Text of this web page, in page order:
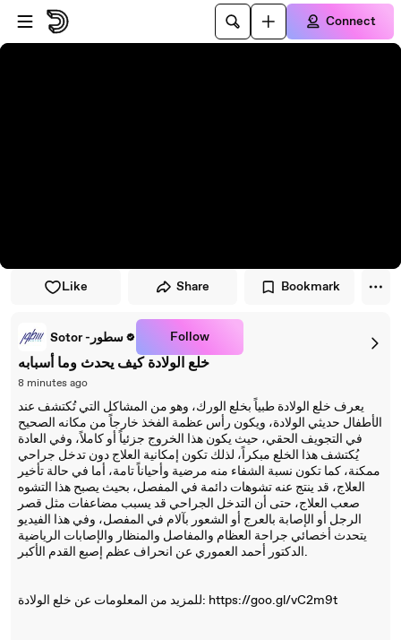
Skip to player
Skip to main content
Connect
Like Share Bookmark
Sotor -سطور Follow
خلع الولادة كيف يحدث وما أسبابه
8 minutes ago
يعرف خلع الولادة طبياً بخلع الورك، وهو من المشاكل التي تُكتشف عند
الأطفال حديثي الولادة، ويكون رأس عظمة الفخذ خارجاً من مكانه الصحيح
في التجويف الحقي، حيث يكون هذا الخروج جزئياً أو كاملاً، وفي العادة
يُكتشف هذا الخلع مبكراً، لذلك تكون إمكانية العلاج دون تدخل جراحي
ممكنة، كما تكون نسبة الشفاء منه مرضية وأحياناً تامة، أما في حالة تأخير
العلاج، قد ينتج عنه تشوهات دائمة في المفصل، بحيث يصبح هذا التشوه
صعب العلاج، حتى أن التدخل الجراحي قد يسبب مضاعفات مثل قصر
الرجل أو الإصابة بالعرج أو الشعور بآلام في المفصل، وفي هذا الفيديو
يتحدث أخصائي جراحة العظام والمفاصل والمنظار والإصابات الرياضية
الدكتور أحمد العموري عن انحراف عظم إصبع القدم الأكبر.
للمزيد من المعلومات عن خلع الولادة: https://goo.gl/vC2m9t